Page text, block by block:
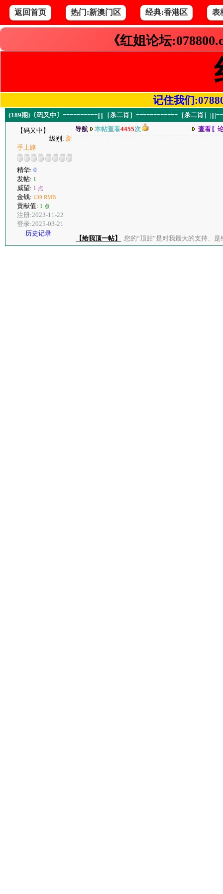
返回首页 热门:新澳门区 经典:香港区 表
《红姐论坛
记住我们
{189期}〔码又中〕==========||||［杀二肖］============［杀二肖］
【码又中】
级别: 新
手上路
精华: 0
发帖: 1
威望: 1 点
金钱: 139 RMB
贡献值: 1 点
注册:2023-11-22
登录:2025-03-21
历史记录
导航 本帖查看4455次 查看〖
【给我顶一帖】 您的“顶贴”是对我最大的支持、